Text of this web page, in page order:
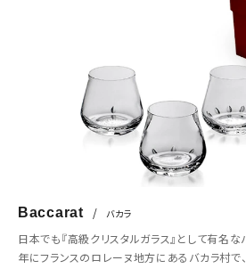
Baccarat / バカラ
日本でも『高級クリスタルガラス』として有名
年にフランスのロレーヌ地方にあるバカラ村で